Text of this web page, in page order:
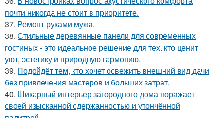
почти никогда не стоит в приоритете.
37. Ремонт руками мужа.
38. Стильные деревянные панели для современных
гостиных - это идеальное решение для тех, кто ценит
уют, эстетику и природную гармонию.
39. Подойдёт тем, кто хочет освежить внешний вид дачи
без привлечения мастеров и больших затрат.
40. Шикарный интерьер загородного дома поражает
своей изысканной сдержанностью и утончённой